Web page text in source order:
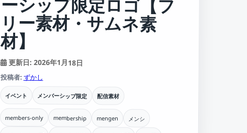
材】
更新日: 2026年1月18日
投稿者: ずかし
イベント メンバーシップ限定 配信素材
members-only membership mengen メンシ